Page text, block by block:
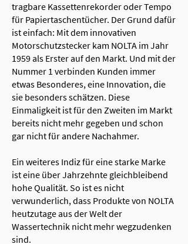
tragbare Kassettenrekorder oder Tempo
für Papiertaschentücher. Der Grund dafür
ist einfach: Mit dem innovativen
Motorschutzstecker kam NOLTA im Jahr
1959 als Erster auf den Markt. Und mit der
Nummer 1 verbinden Kunden immer
etwas Besonderes, eine Innovation, die
sie besonders schätzen. Diese
Einmaligkeit ist für den Zweiten im Markt
bereits nicht mehr gegeben und schon
gar nicht für andere Nachahmer.
Ein weiteres Indiz für eine starke Marke
ist eine über Jahrzehnte gleichbleibend
hohe Qualität. So ist es nicht
verwunderlich, dass Produkte von NOLTA
heutzutage aus der Welt der
Wassertechnik nicht mehr wegzudenken
sind.